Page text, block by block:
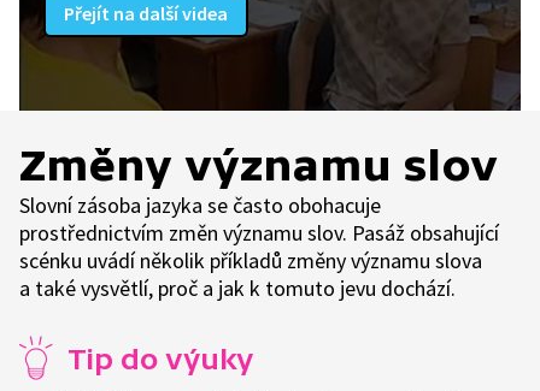
Přejít na další videa
Změny významu slov
Slovní zásoba jazyka se často obohacuje
prostřednictvím změn významu slov. Pasáž obsahující
scénku uvádí několik příkladů změny významu slova
a také vysvětlí, proč a jak k tomuto jevu dochází.
Tip do výuky